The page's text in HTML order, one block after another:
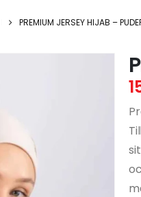
PREMIUM JERSEY HIJAB –